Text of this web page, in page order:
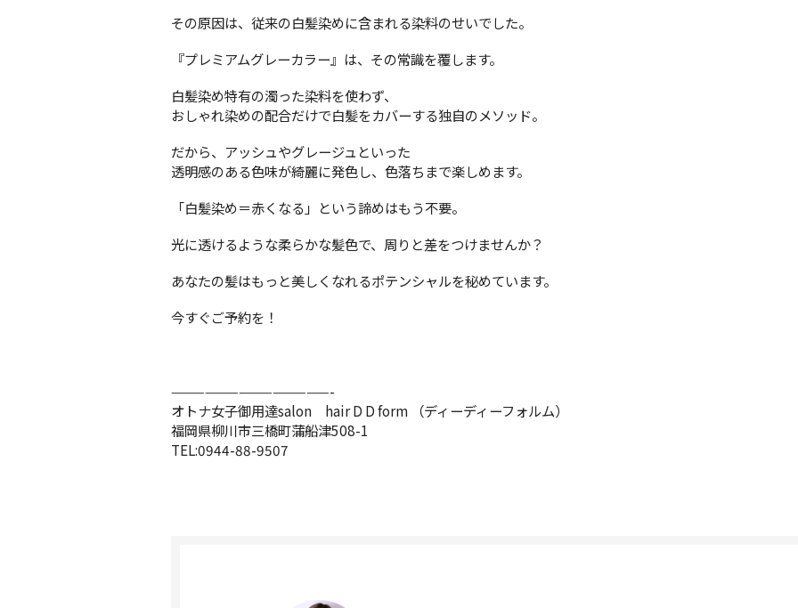
その原因は、従来の白髪染めに含まれる染料のせいでした。
『プレミアムグレーカラー』は、その常識を覆します。
白髪染め特有の濁った染料を使わず、
おしゃれ染めの配合だけで白髪をカバーする独自のメソッド。
だから、アッシュやグレージュといった
透明感のある色味が綺麗に発色し、色落ちまで楽しめます。
「白髪染め＝赤くなる」という諦めはもう不要。
光に透けるような柔らかな髪色で、周りと差をつけませんか？
あなたの髪はもっと美しくなれるポテンシャルを秘めています。
今すぐご予約を！
——————————————-
オトナ女子御用達salon hair D D form （ディーディーフォルム）
福岡県柳川市三橋町蒲船津508-1
TEL:0944-88-9507